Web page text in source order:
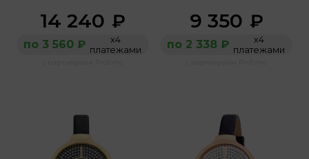
14 240 ₽
по 3 560 ₽
х4
платежами
9 350 ₽
по 2 338 ₽
х4
платежами